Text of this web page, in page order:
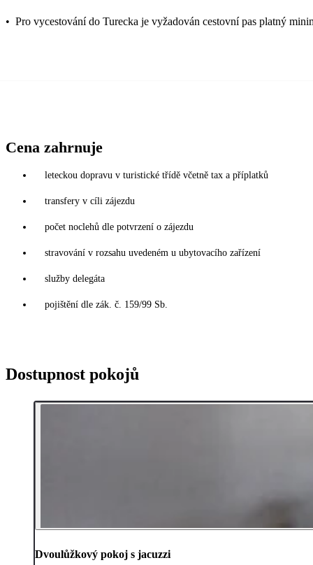
• Pro vycestování do Turecka je vyžadován cestovní pas platný
Cena zahrnuje
leteckou dopravu v turistické třídě včetně tax a příplatků
transfery v cíli zájezdu
počet noclehů dle potvrzení o zájezdu
stravování v rozsahu uvedeném u ubytovacího zařízení
služby delegáta
pojištění dle zák. č. 159/99 Sb.
Dostupnost pokojů
Dvoulůžkový pokoj s jacuzzi